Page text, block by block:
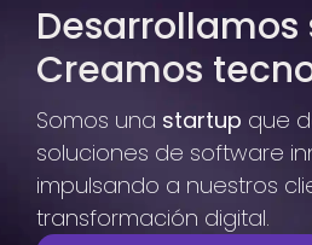
Desarrollamos
Creamos
Somos una startup que
soluciones de software
impulsando a nuestros
transformación digital.